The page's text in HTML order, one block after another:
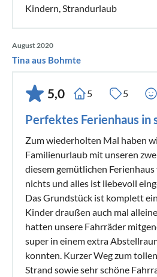
Kindern, Strandurlaub
August 2020
Tina aus Bohmte
5,0 5 5
Perfektes Ferienhaus in
Zum wiederholten Mal haben
Familienurlaub mit unseren
diesem gemütlichen
nichts und alles ist liebevoll
Das Grundstück ist komplett
Kinder draußen auch mal
hatten unsere Fahrräder
super in einem extra
konnten. Kurzer Weg zum
Strand sowie sehr schöne